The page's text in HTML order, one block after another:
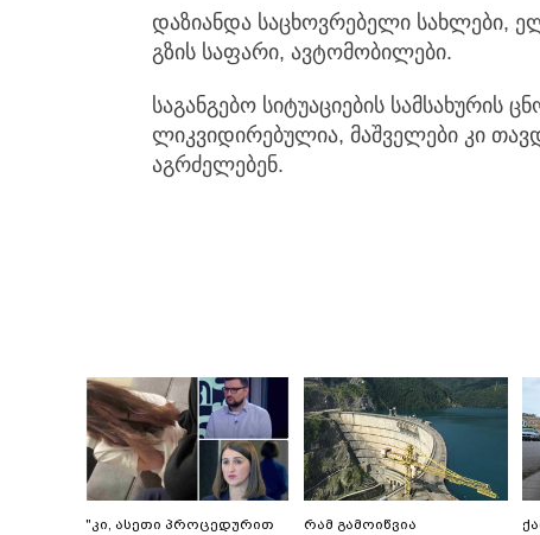
დაზიანდა საცხოვრებელი სახლები,
გზის საფარი, ავტომობილები.
საგანგებო სიტუაციების სამსახურის
ლიკვიდირებულია, მაშველები კი
აგრძელებენ.
"კი, ასეთი პროცედურით რამ გამოიწვია